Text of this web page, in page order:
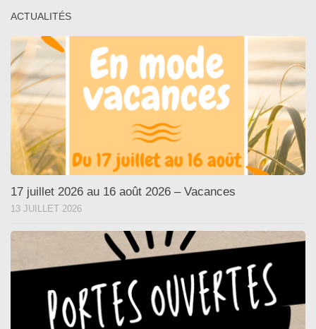
ACTUALITÉS
17 juillet 2026 au 16 août 2026 – Vacances
13 JUILLET 2026